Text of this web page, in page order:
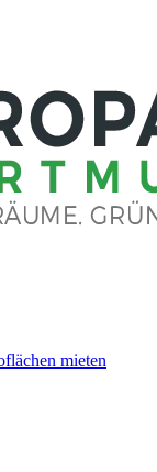
mieten